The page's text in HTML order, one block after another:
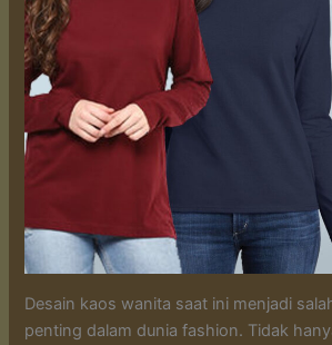
Desain kaos wanita saat ini menjadi
penting dalam dunia fashion. Tidak